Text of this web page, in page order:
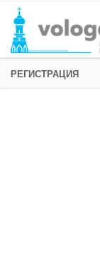
РЕГИСТРАЦИЯ